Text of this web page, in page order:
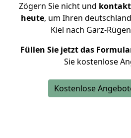
Zögern Sie nicht und
heute, um Ihren
Kiel nach Garz-
Füllen Sie jetzt das
Sie kostenlose
Kostenlose